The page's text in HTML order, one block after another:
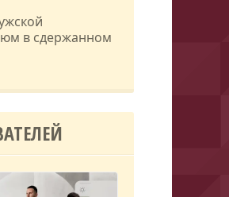
в сдержанном